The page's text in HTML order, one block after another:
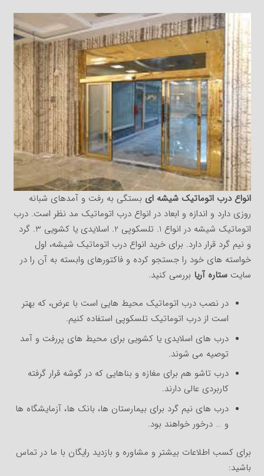
انواع درب اتوماتیک شیشه ای بستگی به رفت و آمدهای شبانه
روزی دارد و اندازه و ابعاد در انواع درب اتوماتیک مد نظر است. درب
اتوماتیک شیشه در انواع 1. تلسکوپی 2. اسلایدی یا کشویی 3. گرد
و نیم گرد قرار دارد. برای خرید انواع درب اتوماتیک شیشه، اول
خواسته های خود را جستجو کرده و فاکتورهای وابسته به آن را در
سایت ستاره آریا بررسی کنید.
در نصب درب اتوماتیک محیط هایی است با عرض، که بهتر
است از درب اتوماتیک تلسکوپی استفاده کنیم.
درب های اسلایدی یا کشویی برای محیط های پررفت و آمد
توصیه می شوند.
درب تاشو هم برای مغازه و بناهایی که در گوشه قرار گرفته
کاربردی عالی دارند.
درب های نیم گرد برای بیمارستان ها، بانک ها، آزمایشگاه ها
و … درخور خواهند بود.
برای کسب اطلاعات بیشتر و مشاوره و بازدید رایگان با ما در تماس
باشید: